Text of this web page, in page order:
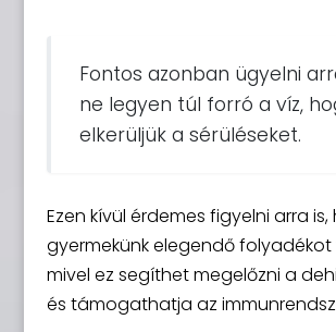
Fontos azonban ügyelni
ne legyen túl forró a víz,
elkerüljük a sérüléseket.
Ezen kívül érdemes figyelni arra
gyermekünk elegendő
mivel ez segíthet megelőzni a
és támogathatja az